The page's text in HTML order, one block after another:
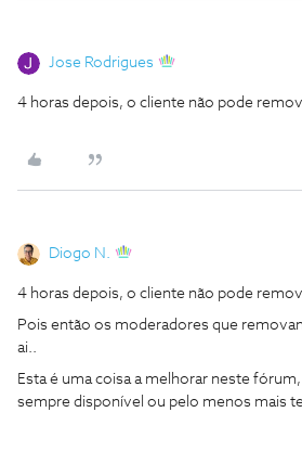
Jose Rodrigues
4 horas depois, o cliente não pode
Diogo N.
4 horas depois, o cliente não pode
Pois então os moderadores que
ai..
Esta é uma coisa a melhorar neste
sempre disponível ou pelo menos mais